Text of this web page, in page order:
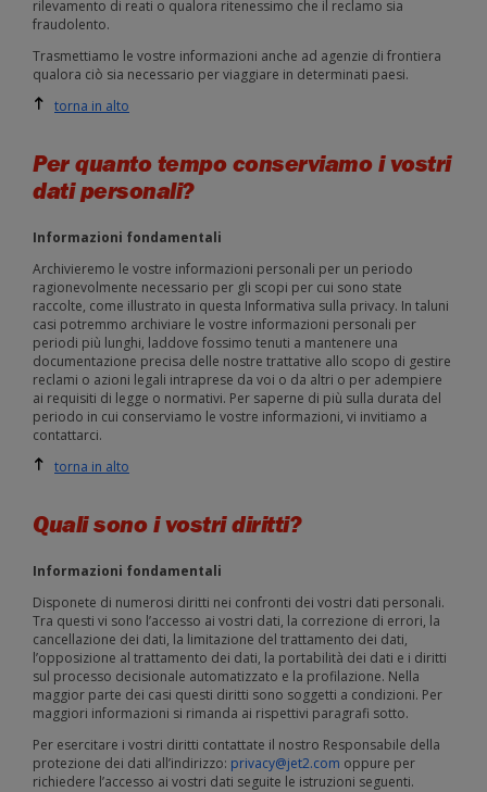
rilevamento di reati o qualora ritenessimo che il reclamo sia
fraudolento.
Trasmettiamo le vostre informazioni anche ad agenzie di frontiera
qualora ciò sia necessario per viaggiare in determinati paesi.
torna in alto
Per quanto tempo conserviamo i vostri
dati personali?
Informazioni fondamentali
Archivieremo le vostre informazioni personali per un periodo
ragionevolmente necessario per gli scopi per cui sono state
raccolte, come illustrato in questa Informativa sulla privacy. In taluni
casi potremmo archiviare le vostre informazioni personali per
periodi più lunghi, laddove fossimo tenuti a mantenere una
documentazione precisa delle nostre trattative allo scopo di gestire
reclami o azioni legali intraprese da voi o da altri o per adempiere
ai requisiti di legge o normativi. Per saperne di più sulla durata del
periodo in cui conserviamo le vostre informazioni, vi invitiamo a
contattarci.
torna in alto
Quali sono i vostri diritti?
Informazioni fondamentali
Disponete di numerosi diritti nei confronti dei vostri dati personali.
Tra questi vi sono l’accesso ai vostri dati, la correzione di errori, la
cancellazione dei dati, la limitazione del trattamento dei dati,
l’opposizione al trattamento dei dati, la portabilità dei dati e i diritti
sul processo decisionale automatizzato e la profilazione. Nella
maggior parte dei casi questi diritti sono soggetti a condizioni. Per
maggiori informazioni si rimanda ai rispettivi paragrafi sotto.
Per esercitare i vostri diritti contattate il nostro Responsabile della
protezione dei dati all’indirizzo: privacy@jet2.com oppure per
richiedere l’accesso ai vostri dati seguite le istruzioni seguenti.